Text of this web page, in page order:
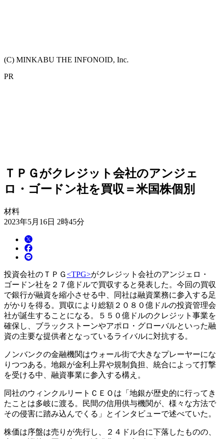
(C) MINKABU THE INFONOID, Inc.
PR
ＴＰＧがクレジット会社のアンジェ
ロ・ゴードン社を買収＝米国株個別
材料
2023年5月16日 2時45分
投資会社のＴＰＧ<TPG>がクレジット会社のアンジェロ・
ゴードン社を２７億ドルで買収すると発表した。今回の買収
で銀行が融資を縮小させる中、同社は融資業務に参入する足
がかりを得る。買収により総額２０８０億ドルの投資管理会
社が誕生することになる。５５０億ドルのクレジット事業を
確保し、ブラックストーンやアポロ・グローバルといった融
資の主要な提供者となっているライバルに対抗する。
ノンバンクの金融機関はウォール街で大きなプレーヤーにな
りつつある。地銀が金利上昇や規制負担、統合によって打撃
を受ける中、融資事業に参入する構え。
同社のウィンクルリートＣＥＯは「地銀が歴史的に行ってき
たことは多岐に渡る。民間の信用供与機関が、様々な方法で
その侵害に踏み込んでくる」とインタビューで述べていた。
株価は序盤は売りが先行し、２４ドル台に下落したものの、